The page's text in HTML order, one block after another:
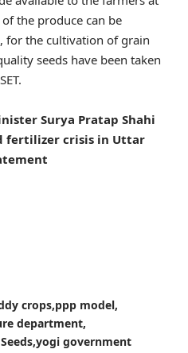
the produce can be
for the cultivation of grain
seeds have been taken
Surya Pratap Shahi
fertilizer crisis in Uttar
crops ppp model
department
yogi government